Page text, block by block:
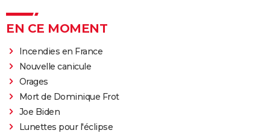
EN CE MOMENT
Incendies en France
Nouvelle canicule
Orages
Mort de Dominique Frot
Joe Biden
Lunettes pour l'éclipse